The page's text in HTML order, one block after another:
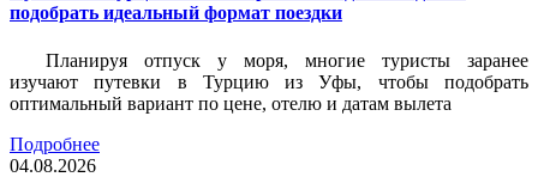
подобрать идеальный формат поездки
Планируя отпуск у моря, многие туристы заранее
изучают путевки в Турцию из Уфы, чтобы подобрать
оптимальный вариант по цене, отелю и датам вылета
Подробнее
04.08.2026